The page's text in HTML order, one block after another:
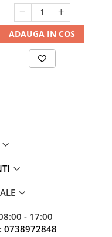
ADAUGA IN COS
- 17:00
0738972848